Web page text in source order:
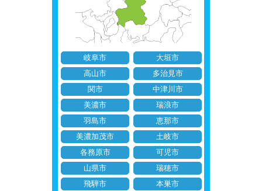
岐阜市
大垣市
高山市
多治見市
関市
中津川市
美濃市
瑞浪市
羽島市
恵那市
美濃加茂市
土岐市
各務原市
可児市
山県市
瑞穂市
飛騨市
本巣市